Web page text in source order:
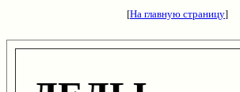
[На главную страницу]